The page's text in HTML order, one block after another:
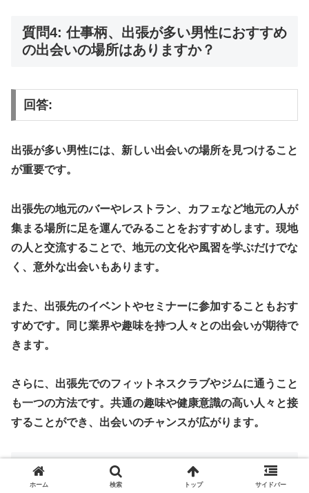
質問4: 仕事柄、出張が多い男性におすすめ
の出会いの場所はありますか？
回答:
出張が多い男性には、新しい出会いの場所を見つけること
が重要です。
出張先の地元のバーやレストラン、カフェなど地元の人が
集まる場所に足を運んでみることをおすすめします。現地
の人と交流することで、地元の文化や風習を学ぶだけでな
く、意外な出会いもあります。
また、出張先のイベントやセミナーに参加することもおす
すめです。同じ業界や趣味を持つ人々との出会いが期待で
きます。
さらに、出張先でのフィットネスクラブやジムに通うこと
も一つの方法です。共通の趣味や健康意識の高い人々と接
することができ、出会いのチャンスが広がります。
質問5: 男性が異性と話したいときに気をつ
けるべきことはありますか？
ホーム 検索 トップ サイドバー